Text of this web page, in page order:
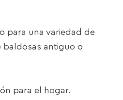
para una variedad de
baldosas antiguo o
para el hogar.